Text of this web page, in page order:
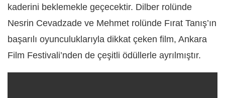
kaderini beklemekle geçecektir. Dilber rolünde
Nesrin Cevadzade ve Mehmet rolünde Fırat Tanış’ın
başarılı oyunculuklarıyla dikkat çeken film, Ankara
Film Festivali’nden de çeşitli ödüllerle ayrılmıştır.